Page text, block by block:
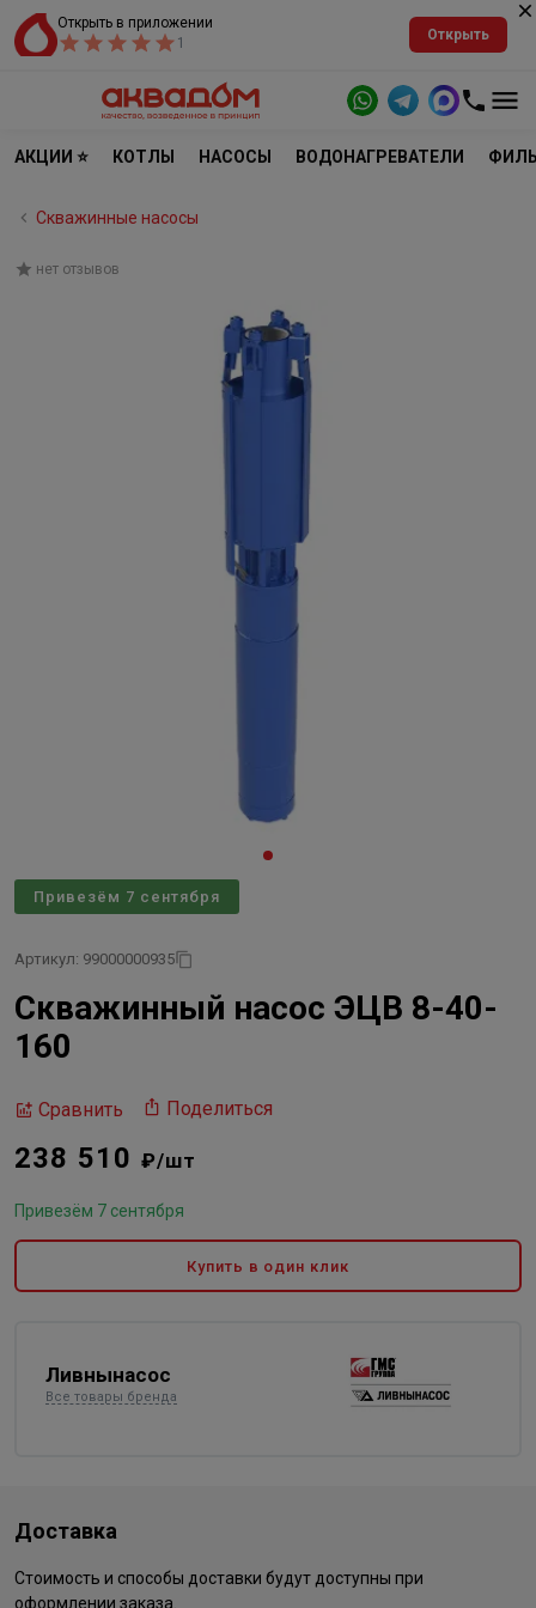
Открыть в приложении
1
Открыть
АКЦИИ ⭐ КОТЛЫ НАСОСЫ ВОДОНАГРЕВАТЕЛИ
Скважинные насосы
нет отзывов
Привезём 7 сентября
Артикул: 99000000935
Скважинный насос ЭЦВ 8-40-
160
Сравнить Поделиться
238 510 ₽/шт
Привезём 7 сентября
Купить в один клик
Ливнынасос
Все товары бренда
Доставка
Стоимость и способы доставки будут доступны при
оформлении заказа.